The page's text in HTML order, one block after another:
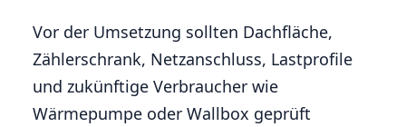
Vor der Umsetzung sollten Dachfläche,
Zählerschrank, Netzanschluss, Lastprofile
und zukünftige Verbraucher wie
Wärmepumpe oder Wallbox geprüft